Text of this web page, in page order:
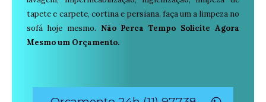
tapete e carpete, cortina e persiana, faça um a limpeza no
sofá hoje mesmo. Não Perca Tempo Solicite Agora
Mesmo um Orçamento.